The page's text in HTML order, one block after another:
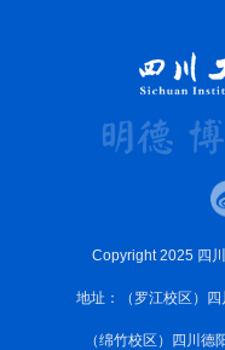
Copyright 2025 四
地址：（罗江校区）
（绵竹校区）四川